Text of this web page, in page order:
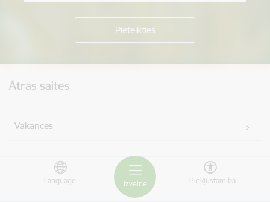
Izvēlne
Language Piekļūstamība
Ātrās saites
Vakances